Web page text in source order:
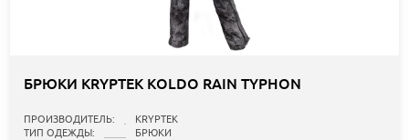
БРЮКИ KRYPTEK KOLDO RAIN TYPHON
ПРОИЗВОДИТЕЛЬ:
KRYPTEK
ТИП ОДЕЖДЫ:
БРЮКИ